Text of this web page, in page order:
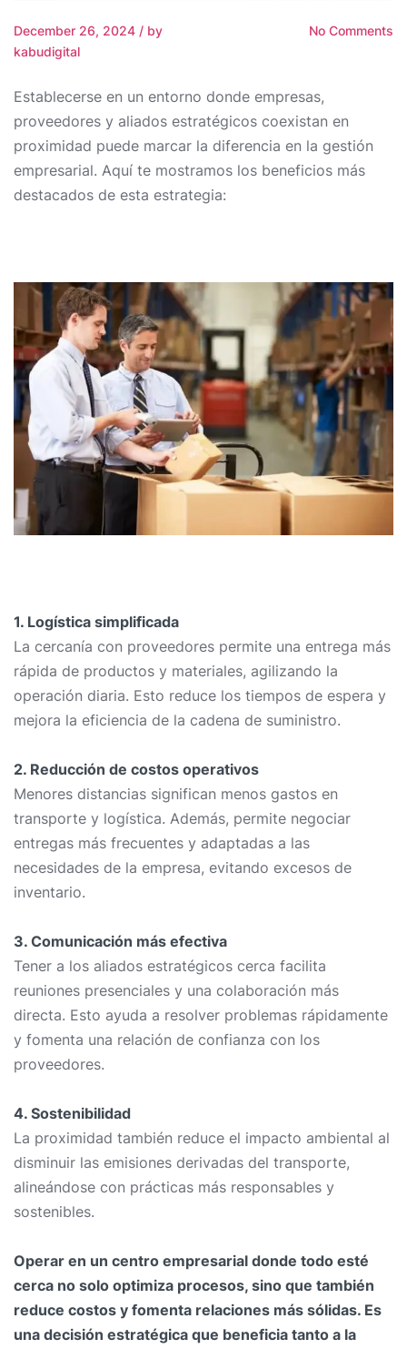
December 26, 2024 / by
kabudigital
No Comments
Establecerse en un entorno donde empresas,
proveedores y aliados estratégicos coexistan en
proximidad puede marcar la diferencia en la gestión
empresarial. Aquí te mostramos los beneficios más
destacados de esta estrategia:
1. Logística simplificada
La cercanía con proveedores permite una entrega más
rápida de productos y materiales, agilizando la
operación diaria. Esto reduce los tiempos de espera y
mejora la eficiencia de la cadena de suministro.
2. Reducción de costos operativos
Menores distancias significan menos gastos en
transporte y logística. Además, permite negociar
entregas más frecuentes y adaptadas a las
necesidades de la empresa, evitando excesos de
inventario.
3. Comunicación más efectiva
Tener a los aliados estratégicos cerca facilita
reuniones presenciales y una colaboración más
directa. Esto ayuda a resolver problemas rápidamente
y fomenta una relación de confianza con los
proveedores.
4. Sostenibilidad
La proximidad también reduce el impacto ambiental al
disminuir las emisiones derivadas del transporte,
alineándose con prácticas más responsables y
sostenibles.
Operar en un centro empresarial donde todo esté
cerca no solo optimiza procesos, sino que también
reduce costos y fomenta relaciones más sólidas. Es
una decisión estratégica que beneficia tanto a la